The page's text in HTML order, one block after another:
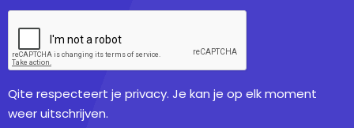
Qite respecteert je privacy. Je kan je op elk moment
weer uitschrijven.